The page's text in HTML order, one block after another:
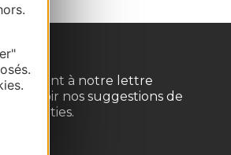
à notre lettre
recevoir nos suggestions de
de sorties.